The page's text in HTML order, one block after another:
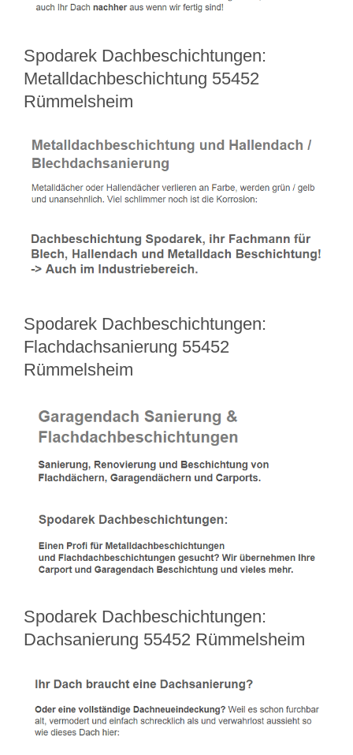
Spodarek Dachbeschichtungen:
Metalldachbeschichtung 55452
Rümmelsheim
Spodarek Dachbeschichtungen:
Flachdachsanierung 55452
Rümmelsheim
Spodarek Dachbeschichtungen:
Dachsanierung 55452 Rümmelsheim